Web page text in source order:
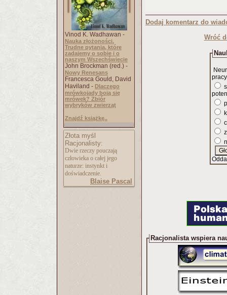
Vinod K. Wadhawan -
Nauka złożoności.
Trudne pytania, które
zadajemy o sobie i o
naszym Wszechświecie
John Brockman (red.) -
Nowy Renesans
Francesca Gould, David
Haviland - Dlaczego
mrówkojady boją się
mrówek? Zbiór
wybryków zwierząt
Znajdź książkę..
Złota myśl
Racjonalisty:
Dwie rzeczy pouczają
człowieka o całej jego
naturze: instynkt i
doświadczenie.
Blaise Pascal
Dodaj komentarz do
Wróć
Racjonalista wspiera